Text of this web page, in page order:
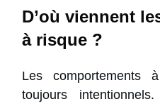
D’où viennent
à risque ?
Les
toujours